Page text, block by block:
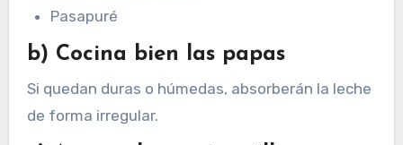
Pasapuré
b) Cocina bien las papas
Si quedan duras o húmedas, absorberán la leche
de forma irregular.